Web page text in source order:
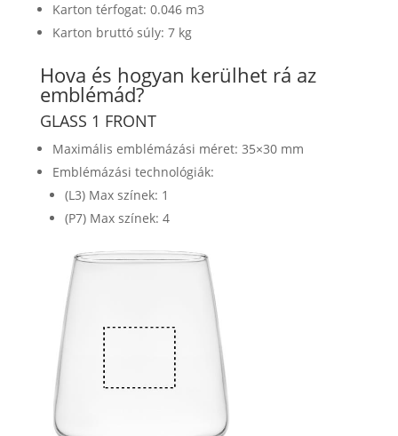
Karton térfogat: 0.046 m3
Karton bruttó súly: 7 kg
Hova és hogyan kerülhet rá az
emblémád?
GLASS 1 FRONT
Maximális emblémázási méret: 35×30 mm
Emblémázási technológiák:
(L3) Max színek: 1
(P7) Max színek: 4